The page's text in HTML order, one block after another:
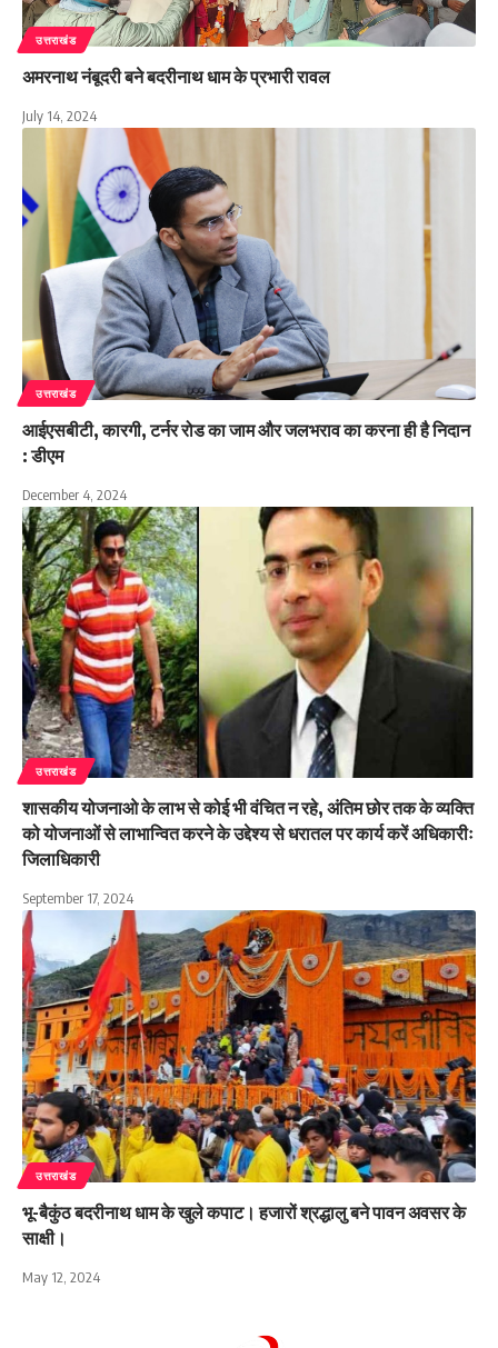
उत्तराखंड
अमरनाथ नंबूदरी बने बदरीनाथ धाम के प्रभारी रावल
July 14, 2024
उत्तराखंड
आईएसबीटी, कारगी, टर्नर रोड का जाम और जलभराव का करना ही है निदान
: डीएम
December 4, 2024
उत्तराखंड
शासकीय योजनाओ के लाभ से कोई भी वंचित न रहे, अंतिम छोर तक के व्यक्ति
को योजनाओं से लाभान्वित करने के उद्देश्य से धरातल पर कार्य करें अधिकारीः
जिलाधिकारी
September 17, 2024
उत्तराखंड
भू-बैकुंठ बदरीनाथ धाम के खुले कपाट। हजारों श्रद्धालु बने पावन अवसर के
साक्षी।
May 12, 2024